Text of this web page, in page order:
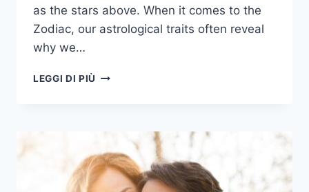
as the stars above. When it comes to the
Zodiac, our astrological traits often reveal
why we…
LEGGI DI PIÙ 12
PERCHÉ
SCAPPANO
DALL'AMORE